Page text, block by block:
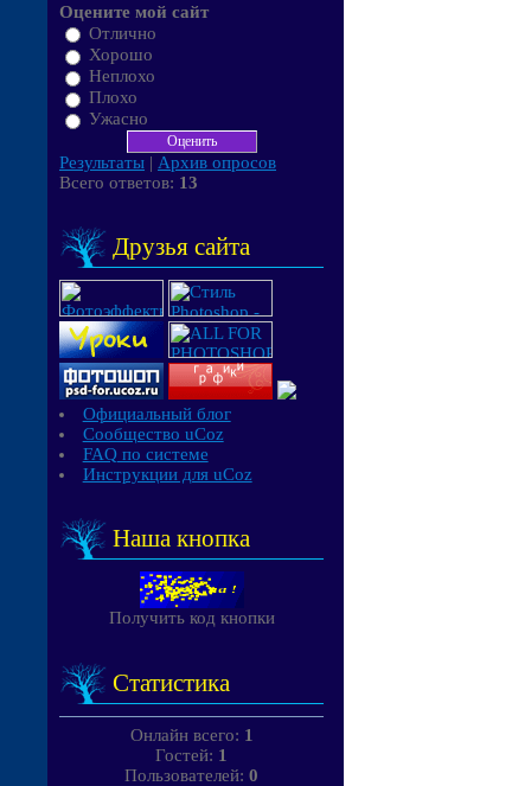
Оцените мой сайт
Отлично
Хорошо
Неплохо
Плохо
Ужасно
Результаты | Архив опросов
Всего ответов: 13
Друзья сайта
Официальный блог
Сообщество uCoz
FAQ по системе
Инструкции для uCoz
Наша кнопка
Получить код кнопки
Статистика
Онлайн всего: 1
Гостей: 1
Пользователей: 0